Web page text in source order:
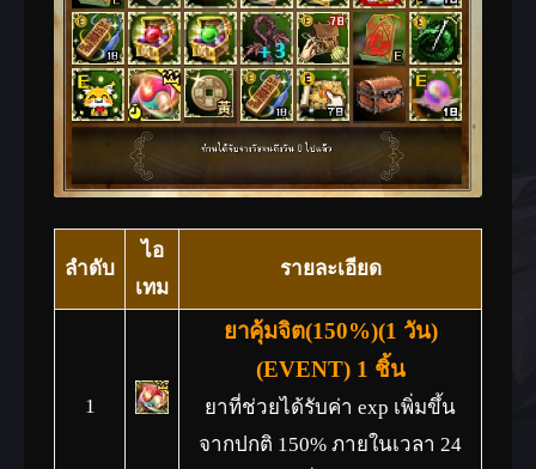
ลำดับ
ไอ
เทม
รายละเอียด
1
ยาคุ้มจิต(150%)(1 วัน)
(EVENT) 1 ชิ้น
ยาที่ช่วยได้รับค่า exp เพิ่มขึ้น
จากปกติ 150% ภายในเวลา 24